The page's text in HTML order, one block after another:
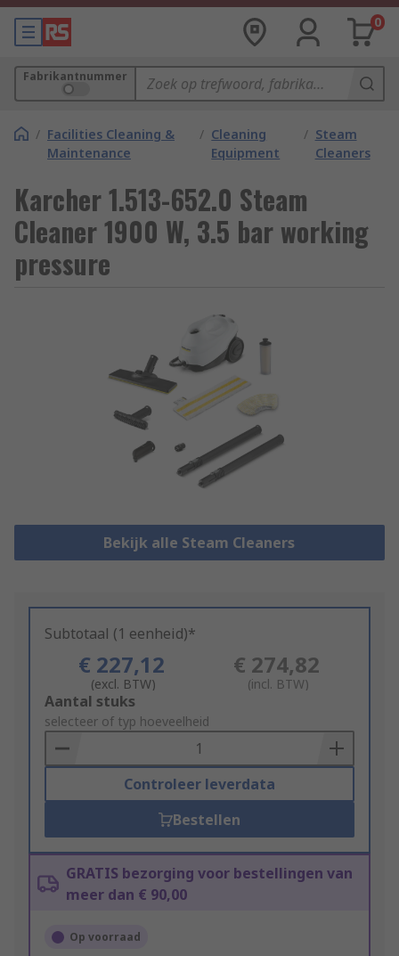
0
Fabrikantnummer
/ Facilities Cleaning &
Maintenance
/ Cleaning
Equipment
/ Steam
Cleaners
Karcher 1.513-652.0 Steam
Cleaner 1900 W, 3.5 bar working
pressure
Bekijk alle Steam Cleaners
Subtotaal (1 eenheid)*
€ 227,12
(excl. BTW)
€ 274,82
(incl. BTW)
Add
to
Basket
Aantal stuks
selecteer of typ hoeveelheid
Controleer leverdata
Bestellen
GRATIS bezorging voor bestellingen van
meer dan € 90,00
Op voorraad